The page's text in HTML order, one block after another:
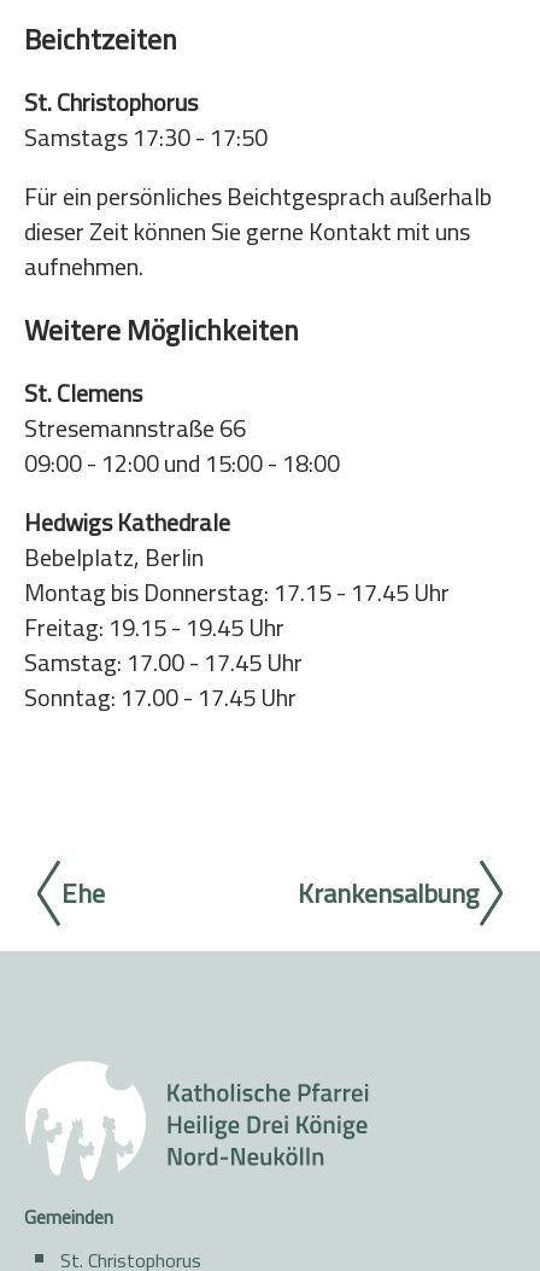
Beichtzeiten
St. Christophorus
Samstags 17:30 - 17:50
Für ein persönliches Beichtgesprach außerhalb
dieser Zeit können Sie gerne Kontakt mit uns
aufnehmen.
Weitere Möglichkeiten
St. Clemens
Stresemannstraße 66
09:00 - 12:00 und 15:00 - 18:00
Hedwigs Kathedrale
Bebelplatz, Berlin
Montag bis Donnerstag: 17.15 - 17.45 Uhr
Freitag: 19.15 - 19.45 Uhr
Samstag: 17.00 - 17.45 Uhr
Sonntag: 17.00 - 17.45 Uhr
Ehe Krankensalbung
Gemeinden
St. Christophorus